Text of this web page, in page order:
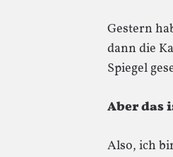
Gestern
dann die
Spiegel
Aber das
Also, ich